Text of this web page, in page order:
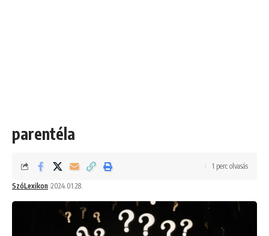
parentéla
SzóLexikon 2024.01.28.
1 perc olvasás